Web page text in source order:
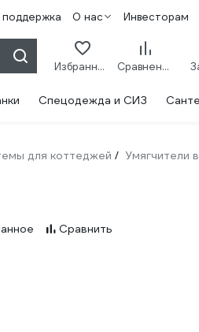
О нас Инвесторам
Избранное Сравнение
Спецодежда и СИЗ
для коттеджей / Умягчители
Сравнить